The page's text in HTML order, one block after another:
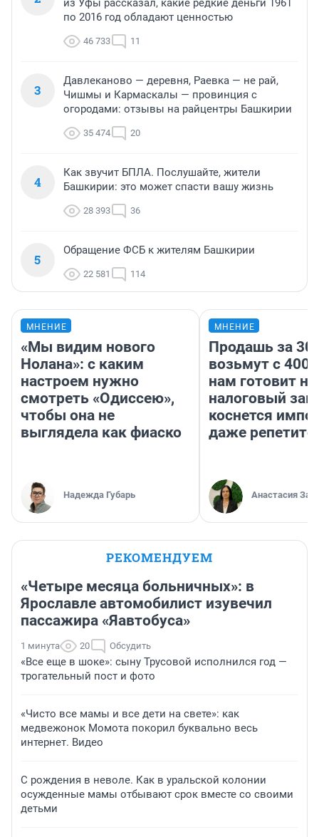
из Уфы рассказал, какие редкие деньги 1961
по 2016 год обладают ценностью
46 733 11
3
Давлеканово — деревня, Раевка — не рай,
Чишмы и Кармаскалы — провинция с
огородами: отзывы на райцентры Башкирии
35 474 20
4
Как звучит БПЛА. Послушайте, жители
Башкирии: это может спасти вашу жизнь
28 393 36
5
Обращение ФСБ к жителям Башкирии
22 581 114
МНЕНИЕ
«Мы видим нового
Нолана»: с каким
настроем нужно
смотреть «Одиссею»,
чтобы она не
выглядела как фиаско
Надежда Губарь
МНЕНИЕ
Продашь за
возьмут с
нам готовит
налоговый
коснется
даже
Анастасия
РЕКОМЕНДУЕМ
«Четыре месяца больничных»: в
Ярославле автомобилист изувечил
пассажира «Яавтобуса»
1 минута 20 Обсудить
«Все еще в шоке»: сыну Трусовой исполнился год —
трогательный пост и фото
«Чисто все мамы и все дети на свете»: как
медвежонок Момота покорил буквально весь
интернет. Видео
С рождения в неволе. Как в уральской колонии
осужденные мамы отбывают срок вместе со своими
детьми